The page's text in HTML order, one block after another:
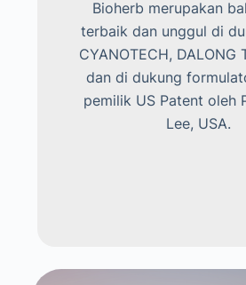
Bioherb merupakan
terbaik dan unggul di
CYANOTECH, DALONG
dan di dukung
pemilik US Patent oleh
Lee, USA.